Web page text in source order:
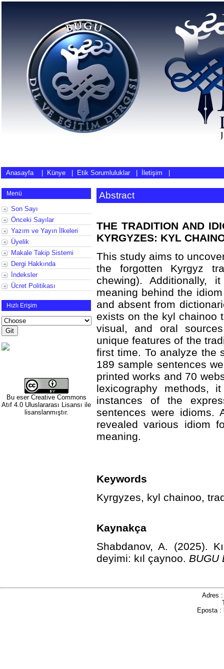
Anasayfa| Künye Etik Sorumluluklar İletişim
Menü
Son Sayı
Önceki Sayılar
Yazım ve Yayın İlkeleri
Üyelik
Makale Takip Sistemi
Dergi Hakkında
İndeksler
Ücret Politikası
Hızlı Erişim
Bu eser Creative Commons
Atıf 4.0 Uluslararası Lisansı ile
lisanslanmıştır.
Abstract
THE TRADITION AND
KYRGYZES: KYL
This study aims to
the forgotten Kyrgyz
chewing).
meaning behind the
and absent from
exists on the kyl chainoo
visual, and oral
unique features of the
first time. To analyze the
189 sample sentences
printed works and 70
lexicography
instances of the
sentences were idioms.
revealed various idiom
meaning.
Keywords
Kyrgyzes, kyl chainoo,
Kaynakça
Shabdanov, A. (2025).
deyimi: kıl çaynoo. BUGU
Adres
Eposta :